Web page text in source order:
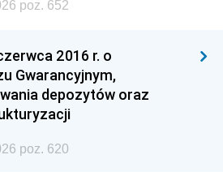
poz. 652
2016 r. o
Gwarancyjnym,
depozytów oraz
poz. 620